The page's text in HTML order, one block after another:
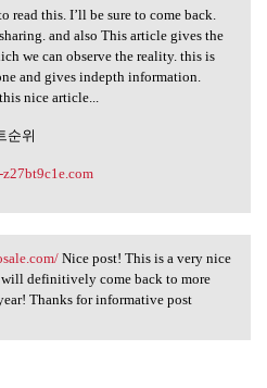
read this. I’ll
read this. I’ll be sure to come back.
and also This article gives the
we can observe the reality. this is
and gives indepth information.
nice article...
순위
Nice
Nice post! This is a very nice
definitively come back to more
Thanks for informative post